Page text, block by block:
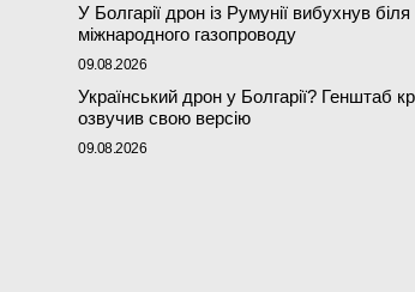
У Болгарії дрон із Румунії вибухнув біля
міжнародного газопроводу
09.08.2026
Український дрон у Болгарії? Генштаб
озвучив свою версію
09.08.2026